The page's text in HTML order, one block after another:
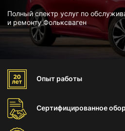
Полный спектр услуг по
и ремонту Фольксваген
Опыт работы
Сертифицированное